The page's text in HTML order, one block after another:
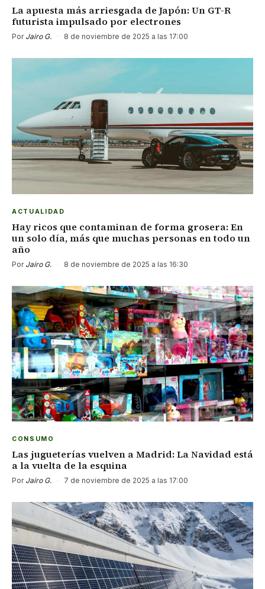
La apuesta más arriesgada de Japón: Un GT-R
futurista impulsado por electrones
Por Jairo G. · 8 de noviembre de 2025 a las 17:00
ACTUALIDAD
Hay ricos que contaminan de forma grosera: En
un solo día, más que muchas personas en todo un
año
Por Jairo G. · 8 de noviembre de 2025 a las 16:30
CONSUMO
Las jugueterías vuelven a Madrid: La Navidad está
a la vuelta de la esquina
Por Jairo G. · 7 de noviembre de 2025 a las 17:00